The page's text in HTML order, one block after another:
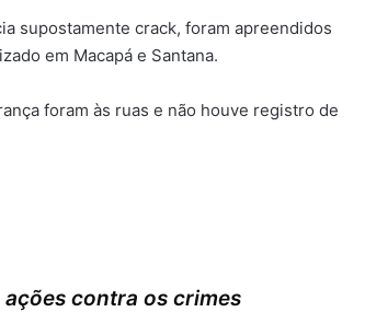
supostamente crack, foram apreendidos
em Macapá e Santana.
foram às ruas e não houve registro de
ações contra os crimes